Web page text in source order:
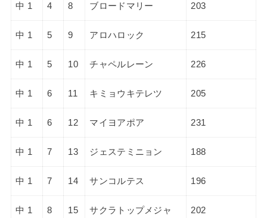
中 1 4 8 ブロードマリー 203
中 1 5 9 アロハロック 215
中 1 5 10 チャペルレーン 226
中 1 6 11 キミョウキテレツ 205
中 1 6 12 マイヨアポア 231
中 1 7 13 ジェステミニョン 188
中 1 7 14 サンコルテス 196
中 1 8 15 サクラトップメジャ 202